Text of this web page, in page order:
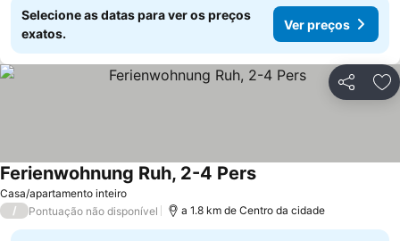
Selecione as datas para ver os preços
exatos.
Ver preços
Partilhar
Casa/apartamento inteiro
Ferienwohnung Ruh, 2-4 Pers
/ Pontuação não disponível a 1.8 km de Centro da cidade